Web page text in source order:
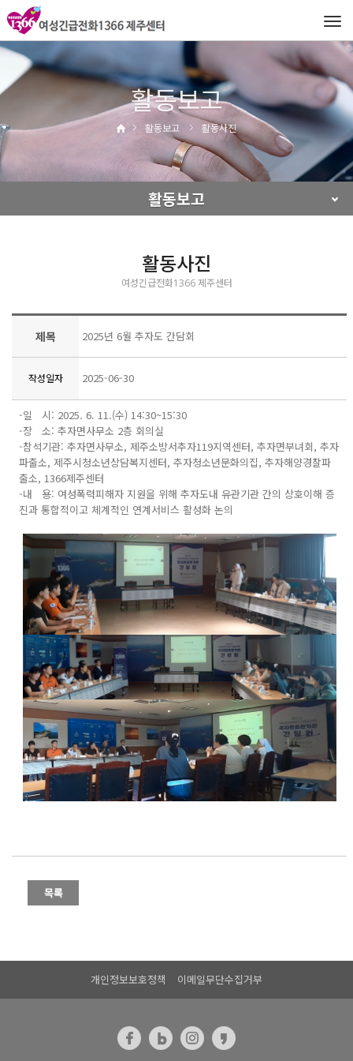
활동보고
활동보고 활동사진
활동보고
활동사진
여성긴급전화1366 제주센터
제목 2025년 6월 추자도 간담회
작성일자 2025-06-30
-일 시: 2025. 6. 11.(수) 14:30~15:30
-장 소: 추자면사무소 2층 회의실
-참석기관: 추자면사무소, 제주소방서추자119지역센터, 추자면부녀회, 추자
파출소, 제주시청소년상담복지센터, 추자청소년문화의집, 추자해양경찰파
출소, 1366제주센터
-내 용: 여성폭력피해자 지원을 위해 추자도내 유관기관 간의 상호이해 증
진과 통합적이고 체계적인 연계서비스 활성화 논의
개인정보보호정책 이메일무단수집거부